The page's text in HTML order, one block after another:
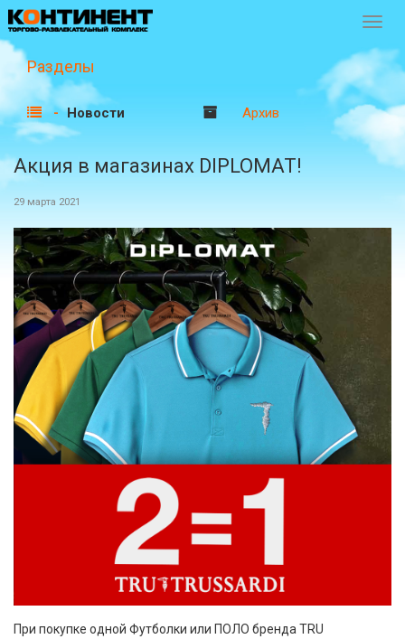
Разделы
Новости Архив
Акция в магазинах DIPLOMAT!
29 марта 2021
При покупке одной Футболки или ПОЛО бренда TRU